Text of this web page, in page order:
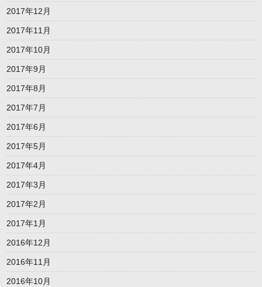
2017年12月
2017年11月
2017年10月
2017年9月
2017年8月
2017年7月
2017年6月
2017年5月
2017年4月
2017年3月
2017年2月
2017年1月
2016年12月
2016年11月
2016年10月